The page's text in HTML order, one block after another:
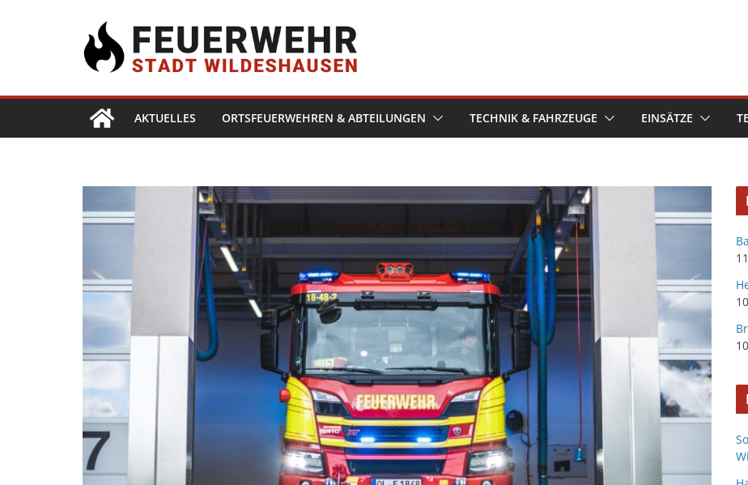
AKTUELLES ORTSFEUERWEHREN & ABTEILUNGEN TECHNIK & FAHRZEUGE EINSÄTZE